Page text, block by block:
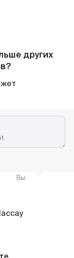
других
Вы